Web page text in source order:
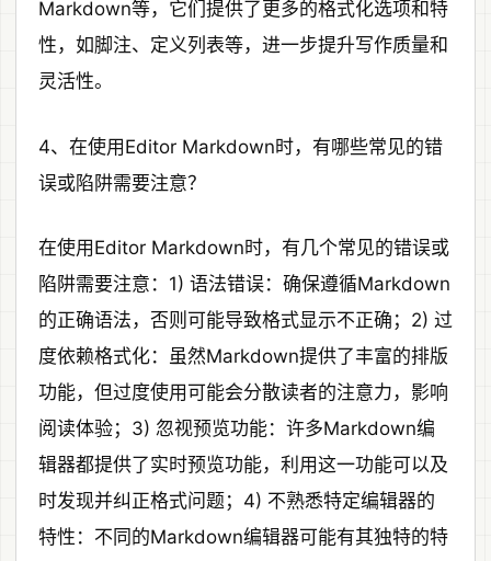
Markdown等，它们提供了更多的格式化选项和特
性，如脚注、定义列表等，进一步提升写作质量和
灵活性。
4、在使用Editor Markdown时，有哪些常见的错
误或陷阱需要注意？
在使用Editor Markdown时，有几个常见的错误或
陷阱需要注意：1) 语法错误：确保遵循Markdown
的正确语法，否则可能导致格式显示不正确；2) 过
度依赖格式化：虽然Markdown提供了丰富的排版
功能，但过度使用可能会分散读者的注意力，影响
阅读体验；3) 忽视预览功能：许多Markdown编
辑器都提供了实时预览功能，利用这一功能可以及
时发现并纠正格式问题；4) 不熟悉特定编辑器的
特性：不同的Markdown编辑器可能有其独特的特